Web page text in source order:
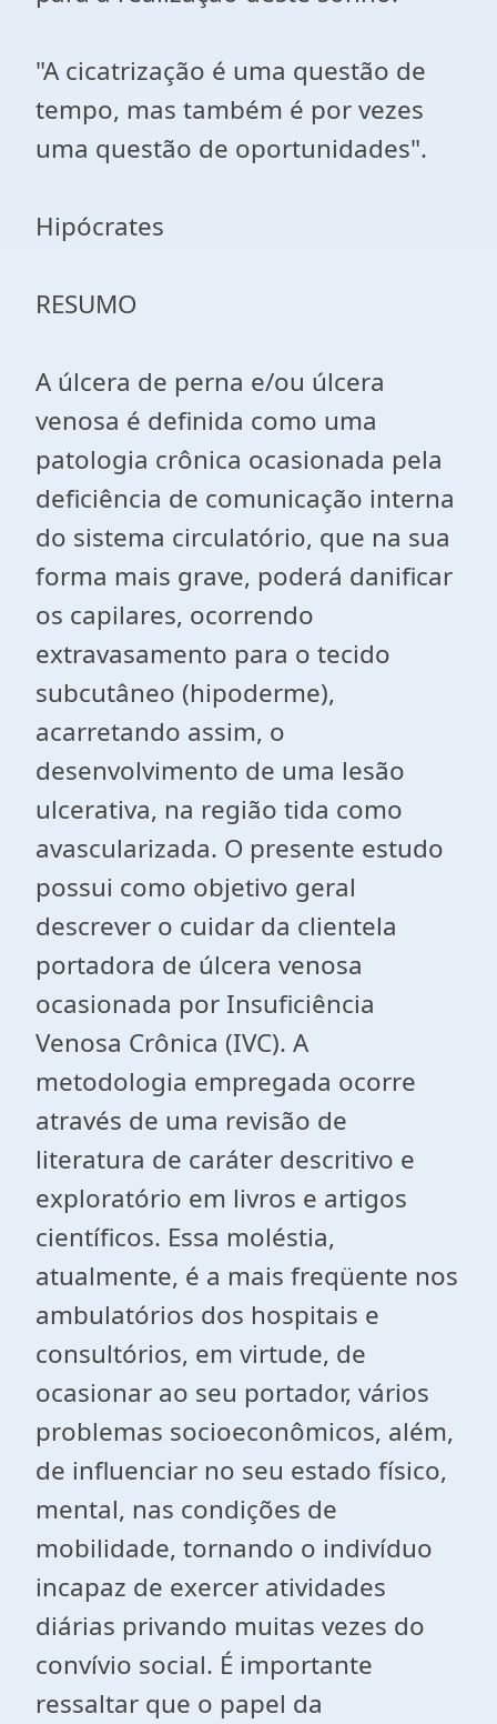
"A cicatrização é uma questão de
tempo, mas também é por vezes
uma questão de oportunidades".
Hipócrates
RESUMO
A úlcera de perna e/ou úlcera
venosa é definida como uma
patologia crônica ocasionada pela
deficiência de comunicação interna
do sistema circulatório, que na sua
forma mais grave, poderá danificar
os capilares, ocorrendo
extravasamento para o tecido
subcutâneo (hipoderme),
acarretando assim, o
desenvolvimento de uma lesão
ulcerativa, na região tida como
avascularizada. O presente estudo
possui como objetivo geral
descrever o cuidar da clientela
portadora de úlcera venosa
ocasionada por Insuficiência
Venosa Crônica (IVC). A
metodologia empregada ocorre
através de uma revisão de
literatura de caráter descritivo e
exploratório em livros e artigos
científicos. Essa moléstia,
atualmente, é a mais freqüente nos
ambulatórios dos hospitais e
consultórios, em virtude, de
ocasionar ao seu portador, vários
problemas socioeconômicos, além,
de influenciar no seu estado físico,
mental, nas condições de
mobilidade, tornando o indivíduo
incapaz de exercer atividades
diárias privando muitas vezes do
convívio social. É importante
ressaltar que o papel da